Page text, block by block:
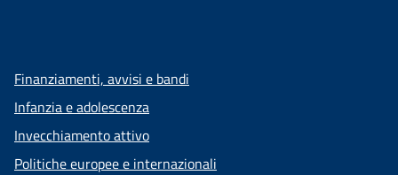
Finanziamenti, avvisi e bandi
Infanzia e adolescenza
Invecchiamento attivo
Politiche europee e internazionali